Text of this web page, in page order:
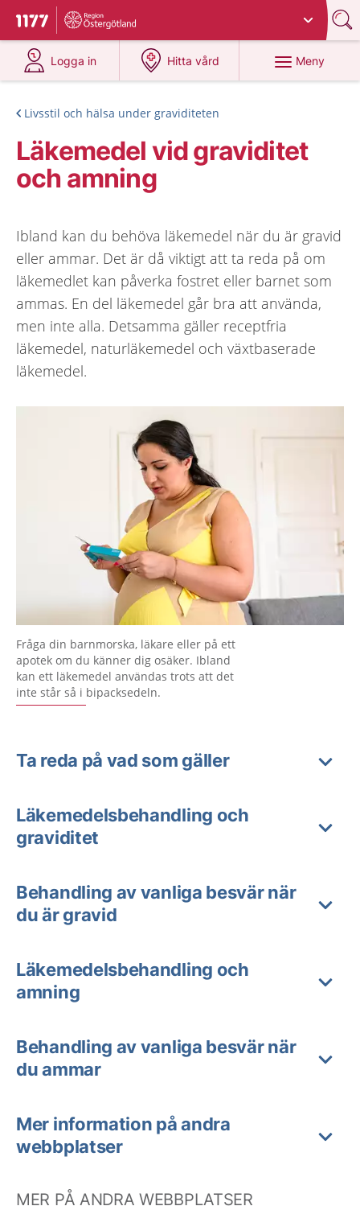
Till startsidan för 1177
Du har valt region
Logga in
på 1177.se
Hitta vård
på 1177.se
Meny
Livsstil och hälsa under graviditeten
Läkemedel vid graviditet
och amning
Ibland kan du behöva läkemedel när du är gravid
eller ammar. Det är då viktigt att ta reda på om
läkemedlet kan påverka fostret eller barnet som
ammas. En del läkemedel går bra att använda,
men inte alla. Detsamma gäller receptfria
läkemedel, naturläkemedel och växtbaserade
läkemedel.
Fråga din barnmorska, läkare eller på ett
apotek om du känner dig osäker. Ibland
kan ett läkemedel användas trots att det
inte står så i bipacksedeln.
Ta reda på vad som gäller
Läkemedelsbehandling och
graviditet
Behandling av vanliga besvär när
du är gravid
Läkemedelsbehandling och
amning
Behandling av vanliga besvär när
du ammar
Mer information på andra
webbplatser
MER PÅ ANDRA WEBBPLATSER